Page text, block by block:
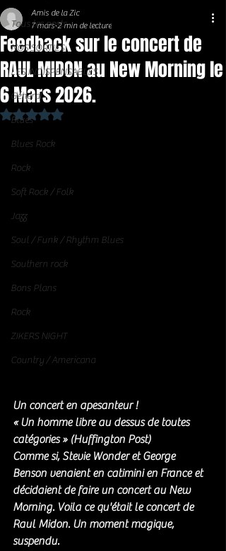
Tous les posts
NOS SORTIES
LES INDISPENSABLES
Général
Blues
Blues Rock
Rock
Soft Rock / Folk
Jazz
Soul / Funk / Rhythm Blues
Southern rock
Bons Plans
Rock
ZIKERS NIGHT
Country / Americana
Feedback sur le concert de
RAUL MIDON au New Morning le
6 Mars 2026.
Amis de la Zic
7 mars 2 min de lecture
Noté NaN étoiles sur 5.
Un concert en apesanteur !
« Un homme libre au dessus de toutes
catégories » (Huffington Post)
Comme si, Stevie Wonder et George
Benson venaient en catimini en France et
décidaient de faire un concert au New
Morning. Voila ce qu'était le concert de
Raul Midon. Un moment magique,
suspendu.